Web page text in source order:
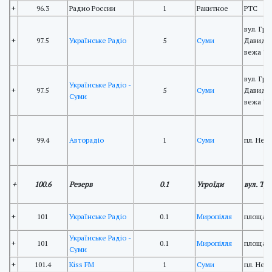
+
96.3 Радио России 1 Ракитное РТС
+ 97.5 Українське Радіо 5 Суми
вул.
вежа
+ 97.5
Українське Радіо -
Суми
5 Суми
вул.
вежа
+ 99.4 Авторадіо 1 Суми пл.
+ 100.6 Резерв 0.1 Угроїди вул.
+ 101 Українське Радіо 0.1 Миропілля площа
+ 101
Українське Радіо -
Суми
0.1 Миропілля площа
+ 101.4 Kiss FM 1 Суми
пл.